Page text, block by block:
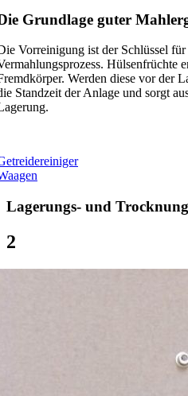
Grundlage guter
Vorreinigung ist der Schlüssel
Hülsenfrüchte
Werden diese vor der
Standzeit der Anlage und sorgt
Lagerungs- und
2